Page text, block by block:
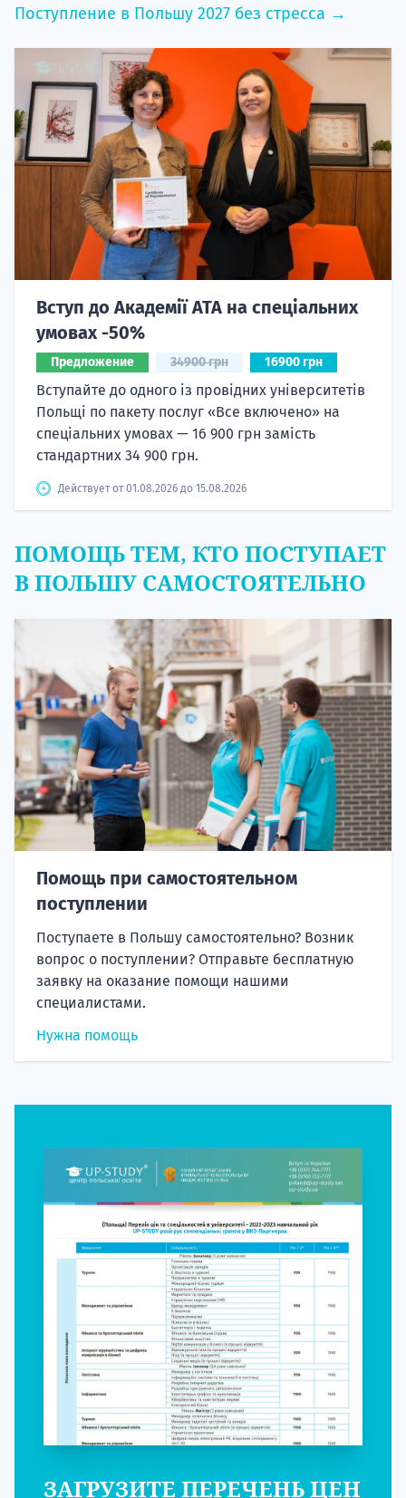
Поступление в Польшу 2027 без стресса →
Вступ до Академії ATA на спеціальних
умовах -50%
Предложение 34900 грн 16900 грн
Вступайте до одного із провідних університетів
Польщі по пакету послуг «Все включено» на
спеціальних умовах — 16 900 грн замість
стандартних 34 900 грн.
Действует от 01.08.2026 до 15.08.2026
ПОМОЩЬ ТЕМ, КТО ПОСТУПАЕТ
В ПОЛЬШУ САМОСТОЯТЕЛЬНО
Помощь при самостоятельном
поступлении
Поступаете в Польшу самостоятельно? Возник
вопрос о поступлении? Отправьте бесплатную
заявку на оказание помощи нашими
специалистами.
Нужна помощь
ЗАГРУЗИТЕ ПЕРЕЧЕНЬ ЦЕН